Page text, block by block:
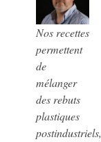
Nos recettes
permettent
de
mélanger
des rebuts
plastiques
postindustriels,